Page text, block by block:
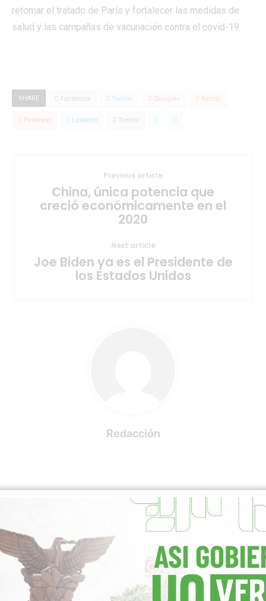
retomar el tratado de París y fortalecer las medidas de
salud y las campañas de vacunación contra el covid-19.
SHARE Facebook Twitter Google+ Reddit
Pinterest Linkedin Tumblr
Previous article
China, única potencia que
creció económicamente en el
2020
Next article
Joe Biden ya es el Presidente de
los Estados Unidos
Redacción
MORE BY REDACCIÓN